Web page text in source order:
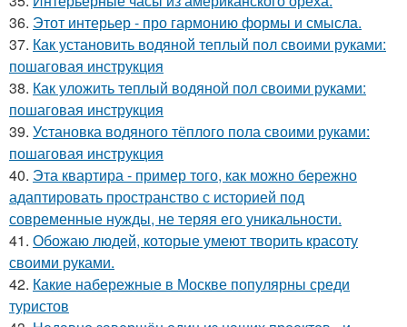
36. Этот интерьер - про гармонию формы и смысла.
37. Как установить водяной теплый пол своими руками:
пошаговая инструкция
38. Как уложить теплый водяной пол своими руками:
пошаговая инструкция
39. Установка водяного тёплого пола своими руками:
пошаговая инструкция
40. Эта квартира - пример того, как можно бережно
адаптировать пространство с историей под
современные нужды, не теряя его уникальности.
41. Обожаю людей, которые умеют творить красоту
своими руками.
42. Какие набережные в Москве популярны среди
туристов